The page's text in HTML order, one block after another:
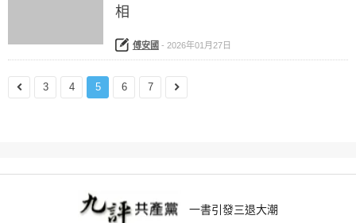
相
傅安國 - 2026年01月27日
3 4 5 6 7
一書引發三退大潮